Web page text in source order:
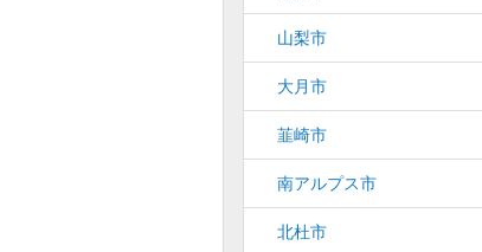
山梨市
大月市
韮崎市
南アルプス市
北杜市